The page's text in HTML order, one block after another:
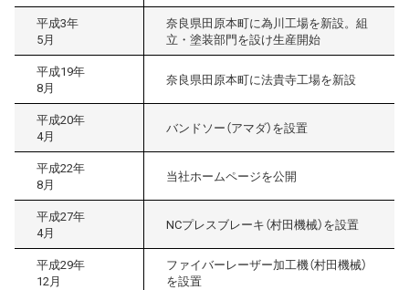
平成3年
5月
奈良県田原本町に為川工場を新設。組
立・塗装部門を設け生産開始
平成19年
8月
奈良県田原本町に法貴寺工場を新設
平成20年
4月
バンドソー（アマダ）を設置
平成22年
8月
当社ホームページを公開
平成27年
4月
NCプレスブレーキ（村田機械）を設置
平成29年
12月
ファイバーレーザー加工機（村田機械）
を設置